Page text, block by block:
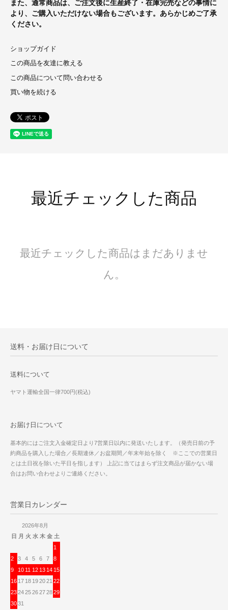
また、通常商品は、ご注文後に生産終了・在庫完売などの事情に
より、ご購入いただけない場合もございます。あらかじめご了承
ください。
ショップガイド
この商品を友達に教える
この商品について問い合わせる
買い物を続ける
最近チェックした商品
最近チェックした商品はまだありませ
ん。
送料・お届け日について
送料について
ヤマト運輸全国一律700円(税込)
お届け日について
基本的にはご注文入金確定日より7営業日以内に発送いたします。（発売日前の予
約商品を購入した場合／長期連休／お盆期間／年末年始を除く ※ここでの営業日
とは土日祝を除いた平日を指します） 上記に当てはまらず注文商品が届かない場
合はお問い合わせよりご連絡ください。
営業日カレンダー
2026年8月
日 月 火 水 木 金 土
1
2
3 4 5 6 7
8
9
10 11 12 13 14 15
16 17 18 192021 22
23242526272829
3031